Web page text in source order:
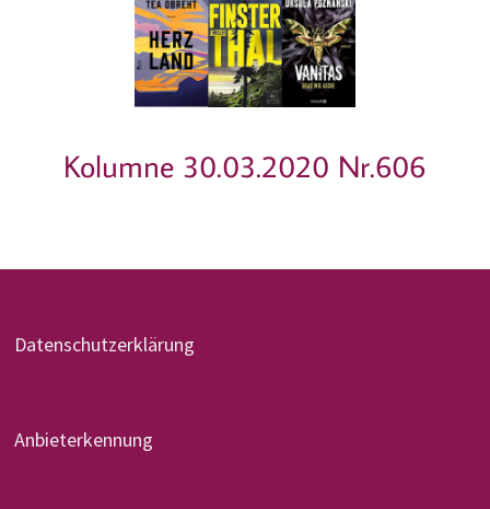
Kolumne 30.03.2020 Nr.606
Datenschutzerklärung
Anbieterkennung